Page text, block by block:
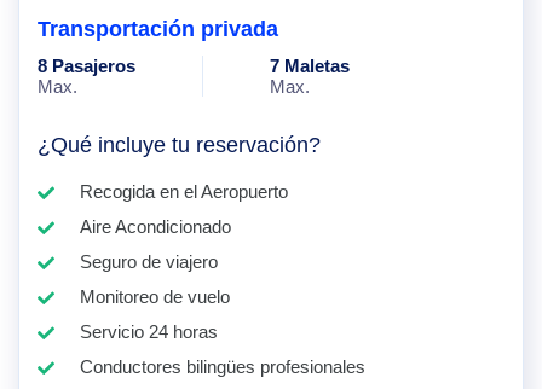
Transportación privada
8 Pasajeros
Max.
7 Maletas
Max.
¿Qué incluye tu reservación?
Recogida en el Aeropuerto
Aire Acondicionado
Seguro de viajero
Monitoreo de vuelo
Servicio 24 horas
Conductores bilingües profesionales